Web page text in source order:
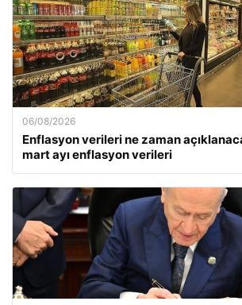
06/08/2026
Enflasyon verileri ne zaman
mart ayı enflasyon verileri